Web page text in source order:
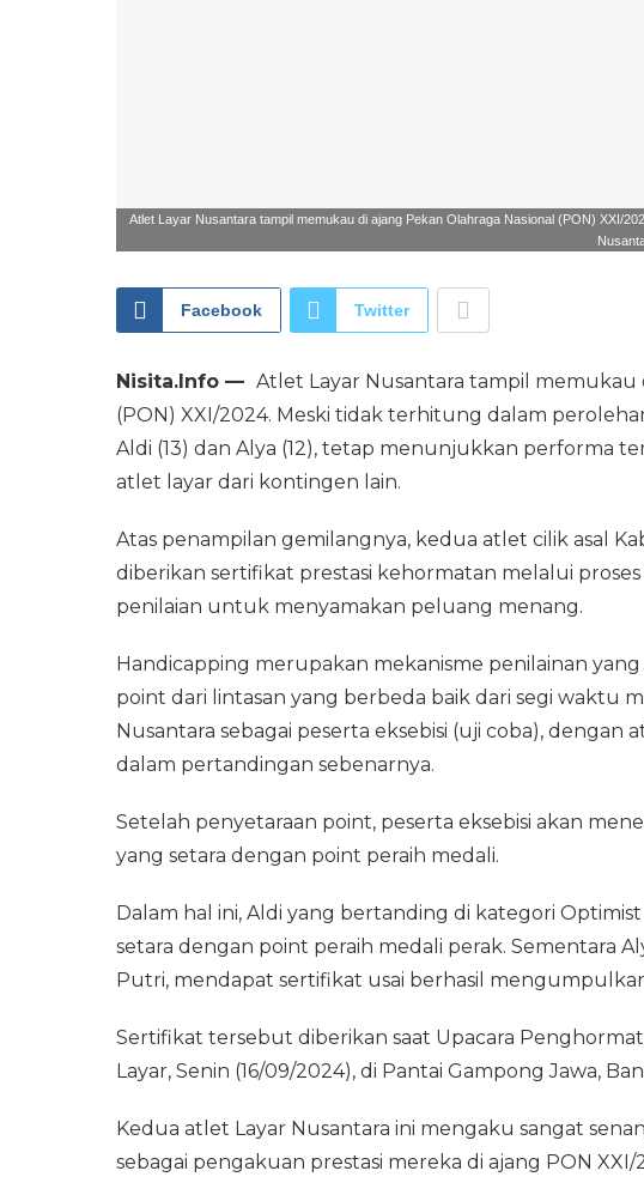
Atlet Layar Nusantara tampil memukau di ajang Pekan Olahraga Nasional (PON) XXI/
Facebook Twitter
Nisita.Info — Atlet Layar Nusantara tampil memukau
(PON) XXI/2024. Meski tidak terhitung dalam
Aldi (13) dan Alya (12), tetap menunjukkan performa
atlet layar dari kontingen lain.
Atas penampilan gemilangnya, kedua atlet cilik asal
diberikan sertifikat prestasi kehormatan melalui
penilaian untuk menyamakan peluang menang.
Handicapping merupakan mekanisme penilainan
point dari lintasan yang berbeda baik dari segi waktu
Nusantara sebagai peserta eksebisi (uji coba), dengan
dalam pertandingan sebenarnya.
Setelah penyetaraan point, peserta eksebisi akan
yang setara dengan point peraih medali.
Dalam hal ini, Aldi yang bertanding di kategori
setara dengan point peraih medali perak. Sementara
Putri, mendapat sertifikat usai berhasil
Sertifikat tersebut diberikan saat Upacara
Layar, Senin (16/09/2024), di Pantai Gampong Jawa,
Kedua atlet Layar Nusantara ini mengaku sangat
sebagai pengakuan prestasi mereka di ajang PON XXI/